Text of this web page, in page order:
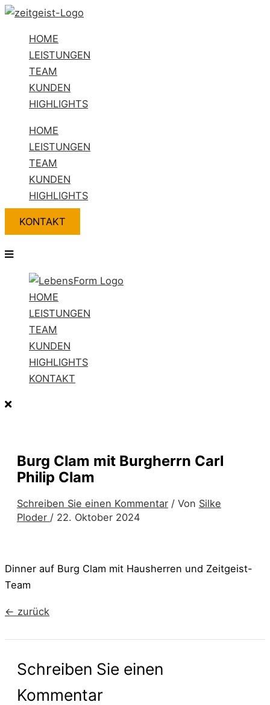
Zum
springen
HOME
LEISTUNGEN
TEAM
KUNDEN
HIGHLIGHTS
HOME
LEISTUNGEN
TEAM
KUNDEN
HIGHLIGHTS
KONTAKT
Flyout
HOME
LEISTUNGEN
TEAM
KUNDEN
HIGHLIGHTS
KONTAKT
Burg Clam mit Burgherrn Carl
Philip Clam
Schreiben Sie einen Kommentar / Von Silke
Ploder / 22. Oktober 2024
Dinner auf Burg Clam mit Hausherren und Zeitgeist-
Team
← zurück
Schreiben Sie einen
Kommentar
Name*
E-
Adresse*
Website